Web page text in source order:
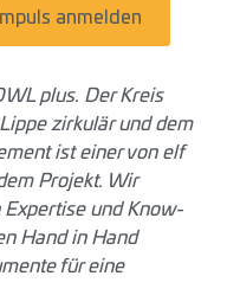
anmelden
plus. Der Kreis
zirkulär und dem
ist einer von elf
Projekt. Wir
und Know-
Hand in Hand
für eine